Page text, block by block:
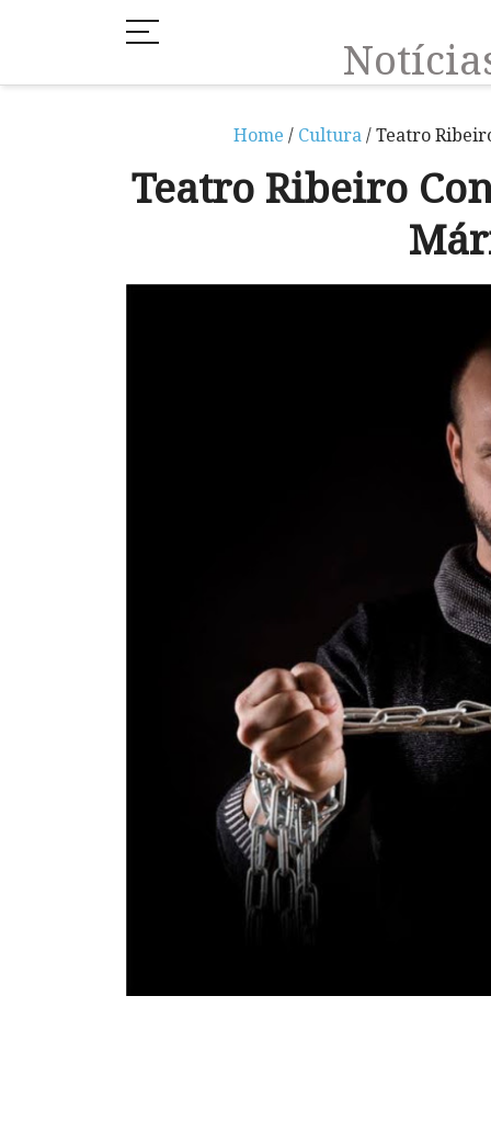
Home / Cultura/ Teatro
Teatro Ribeiro